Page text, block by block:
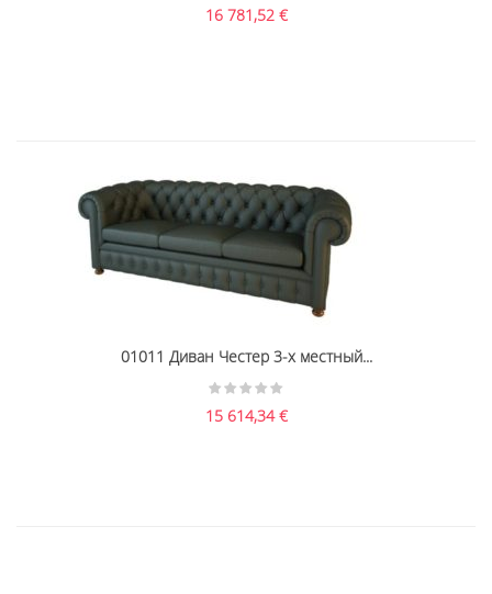
16 781,52 €
01011 Диван Честер 3-х местный...
15 614,34€